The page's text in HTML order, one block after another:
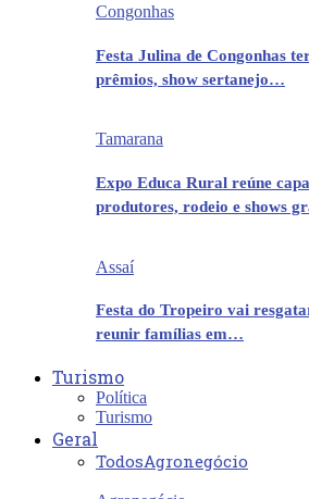
Congonhas
Festa Julina de Congonhas
prêmios, show sertanejo…
Tamarana
Expo Educa Rural reúne
produtores, rodeio e shows
Assaí
Festa do Tropeiro vai
reunir famílias em…
Turismo
Política
Turismo
Geral
TodosAgronegócio